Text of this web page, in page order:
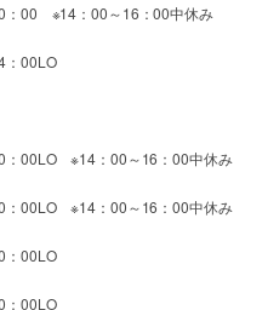
00 ※14：00～16：00中休み
：00LO
00LO ※14：00～16：00中休み
00LO ※14：00～16：00中休み
00LO
00LO